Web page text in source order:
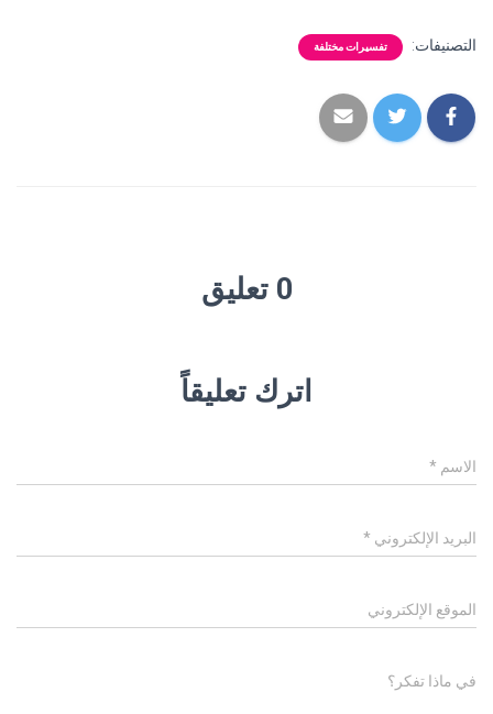
التصنيفات: تفسيرات مختلفة
0 تعليق
اترك تعليقاً
الاسم *
البريد الإلكتروني *
الموقع الإلكتروني
في ماذا تفكر؟